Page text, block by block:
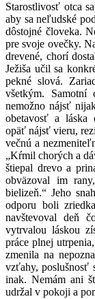
Starostlivosť otca
aby sa neľudské
dôstojné človeka.
pre svoje ovečky.
drevené, chorí
Ježiša učil sa
pekné slová.
všetkým.
nemožno nájsť
obetavosť a láska
opäť nájsť vieru,
večnú a
„Kŕmil chorých a
štiepal drevo a
obväzoval im
bielizeň.“ Jeho
odporu boli
navštevoval deň
vytrvalou láskou
práce plnej
zmenila na
vzťahy, poslušnosť
inak. Nemám ani
udržal v pokoji a